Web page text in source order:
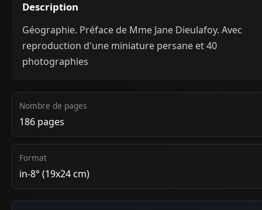
Description
Géographie. Préface de Mme Jane Dieulafoy. Avec
reproduction d'une miniature persane et 40
photographies
Nombre de pages
186 pages
Format
in-8° (19x24 cm)